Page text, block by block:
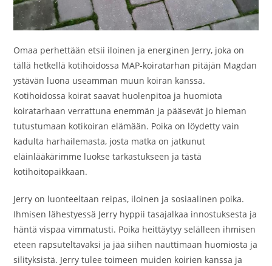
Omaa perhettään etsii iloinen ja energinen Jerry, joka on
tällä hetkellä kotihoidossa MAP-koiratarhan pitäjän Magdan
ystävän luona useamman muun koiran kanssa.
Kotihoidossa koirat saavat huolenpitoa ja huomiota
koiratarhaan verrattuna enemmän ja pääsevät jo hieman
tutustumaan kotikoiran elämään. Poika on löydetty vain
kadulta harhailemasta, josta matka on jatkunut
eläinlääkärimme luokse tarkastukseen ja tästä
kotihoitopaikkaan.
Jerry on luonteeltaan reipas, iloinen ja sosiaalinen poika.
Ihmisen lähestyessä Jerry hyppii tasajalkaa innostuksesta ja
häntä vispaa vimmatusti. Poika heittäytyy selälleen ihmisen
eteen rapsuteltavaksi ja jää siihen nauttimaan huomiosta ja
silityksistä. Jerry tulee toimeen muiden koirien kanssa ja